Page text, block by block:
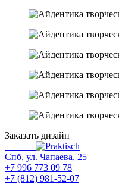
Заказать дизайн
Спб, ул. Чапаева, 25
+7 996 773 09 78
+7 (812) 981-52-07